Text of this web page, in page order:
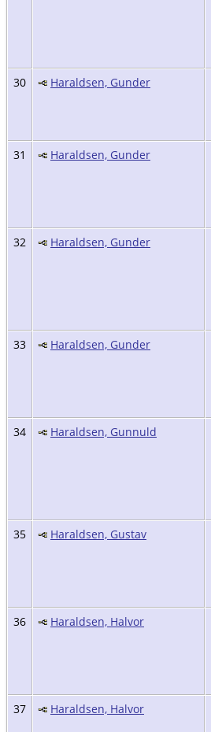
30 Haraldsen, Gunder
31 Haraldsen, Gunder
32 Haraldsen, Gunder
33 Haraldsen, Gunder
34 Haraldsen, Gunnuld
35 Haraldsen, Gustav
36 Haraldsen, Halvor
37 Haraldsen, Halvor